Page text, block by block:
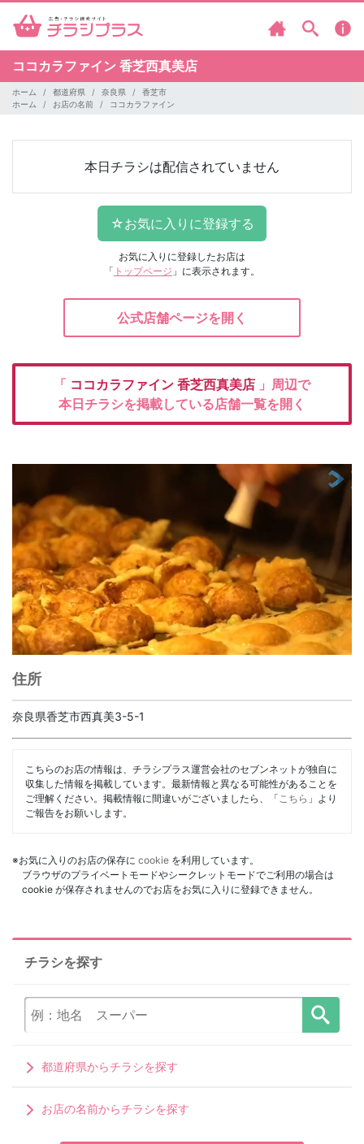
ココカラファイン 香芝西真美店
ホーム 都道府県 奈良県
香芝市
ホーム
お店の名前 ココカラファイン
本日チラシは配信されていません
お気に入りに登録したお店は
「 トップページ 」に表示されます。
公式店舗ページを開く
「 ココカラファイン 香芝西真美店 」周辺で
本日チラシを掲載している店舗一覧を開く
住所
奈良県香芝市西真美3-5-1
こちらのお店の情報は、チラシプラス運営会社のセブンネットが独自に
収集した情報を掲載しています。最新情報と異なる可能性があることを
ご理解ください。掲載情報に間違いがございましたら、「 こちら 」より
ご報告をお願いします。
※お気に入りのお店の保存に cookie を利用しています。
ブラウザのプライベートモードやシークレットモードでご利用の場合は
cookie が保存されませんのでお店をお気に入りに登録できません。
チラシを探す
都道府県からチラシを探す
お店の名前からチラシを探す